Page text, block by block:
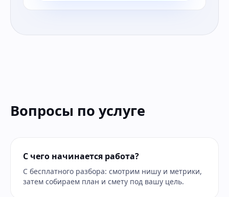
Вопросы по услуге
С чего начинается работа?
С бесплатного разбора: смотрим нишу и метрики,
затем собираем план и смету под вашу цель.